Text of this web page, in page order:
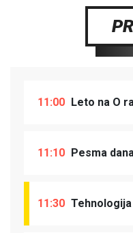
11:00 Leto na O
11:10 Pesma
11:30 Tehnologija